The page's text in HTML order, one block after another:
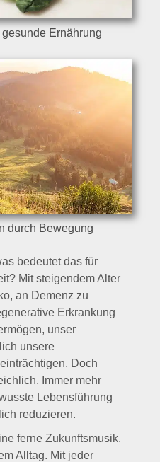
Ernährung
durch Bewegung
bedeutet das für
Mit steigendem Alter
an Demenz zu
Erkrankung
unser
unsere
Doch
Immer mehr
Lebensführung
reduzieren.
ferne Zukunftsmusik.
Alltag. Mit jeder